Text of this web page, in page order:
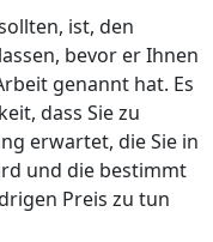
ist, den
bevor er Ihnen
genannt hat. Es
dass Sie zu
erwartet, die Sie in
und die bestimmt
Preis zu tun